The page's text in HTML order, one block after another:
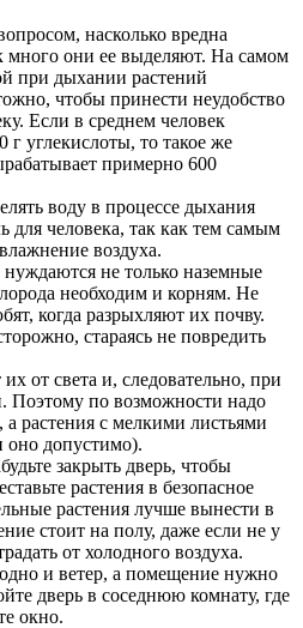
насколько вредна
много они ее выделяют. На самом
при дыхании растений
чтобы принести неудобство
Если в среднем человек
г углекислоты, то такое же
примерно 600
воду в процессе дыхания
для человека, так как тем самым
воздуха.
не только наземные
необходим и корням. Не
когда разрыхляют их почву.
стараясь не повредить
от света и, следовательно, при
Поэтому по возможности надо
а растения с мелкими листьями
оно допустимо).
закрыть дверь, чтобы
растения в безопасное
растения лучше вынести в
стоит на полу, даже если не у
от холодного воздуха.
и ветер, а помещение нужно
дверь в соседнюю комнату, где
окно.